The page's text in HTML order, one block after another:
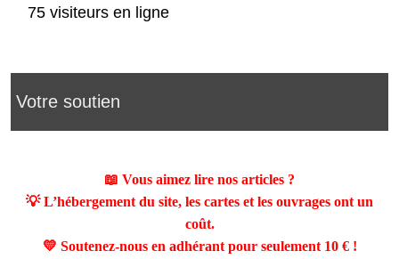
75 visiteurs en ligne
Votre soutien
📖 Vous aimez lire nos articles ?
💡 L’hébergement du site, les cartes et les ouvrages ont un
coût.
💛 Soutenez-nous en adhérant pour seulement 10 €!